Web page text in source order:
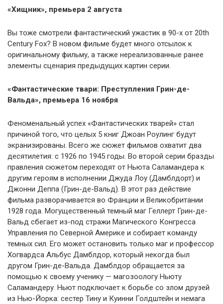
«Хищник», премьера 2 августа
Вы тоже смотрели фантастический ужастик в 90-х от 20th
Century Fox? В новом фильме будет много отсылок к
оригинальному фильму, а также нереализованные ранее
элементы сценария предыдущих картин серии.
«Фантастические твари: Преступления Грин-де-
Вальда», премьера 16 ноября
Феноменальный успех «Фантастических тварей» стал
причиной того, что целых 5 книг Джоан Роулинг будут
экранизированы. Всего же сюжет фильмов охватит два
десятилетия: с 1926 по 1945 годы. Во второй серии бразды
правления сюжетом переходят от Ньюта Саламандера к
другим героям в исполнении Джуда Лоу (Дамблдорт) и
Джонни Деппа (Грин-де-Вальд). В этот раз действие
фильма разворачивается во Франции и Великобритании
1928 года. Могущественный темный маг Геллерт Грин-де-
Вальд сбегает из-под стражи Магического Конгресса
Управления по Северной Америке и собирает команду
темных сил. Его может остановить только маг и профессор
Хогвардса Альбус Дамблдор, который некогда был
другом Грин-де-Вальда. Дамблдор обращается за
помощью к своему ученику — магозоологу Ньюту
Саламандеру. Ньют подключает к борьбе со злом друзей
из Нью-Йорка: сестер Тину и Куинни Голдштейн и немага